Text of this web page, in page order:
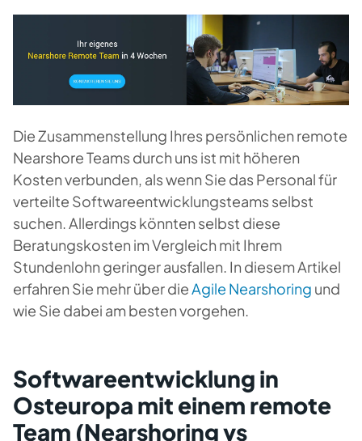
Die Zusammenstellung Ihres persönlichen remote
Nearshore Teams durch uns ist mit höheren
Kosten verbunden, als wenn Sie das Personal für
verteilte Softwareentwicklungsteams selbst
suchen. Allerdings könnten selbst diese
Beratungskosten im Vergleich mit Ihrem
Stundenlohn geringer ausfallen. In diesem Artikel
erfahren Sie mehr über dieAgile Nearshoring und
wie Sie dabei am besten vorgehen.
Softwareentwicklung in
Osteuropa mit einem remote
Team (Nearshoring vs